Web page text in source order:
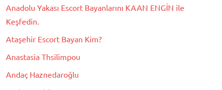
Anadolu Yakası Escort Bayanlarını KAAN ENGİN ile
Keşfedin.
Ataşehir Escort Bayan Kim?
Anastasia Thsilimpou
Andaç Haznedaroğlu